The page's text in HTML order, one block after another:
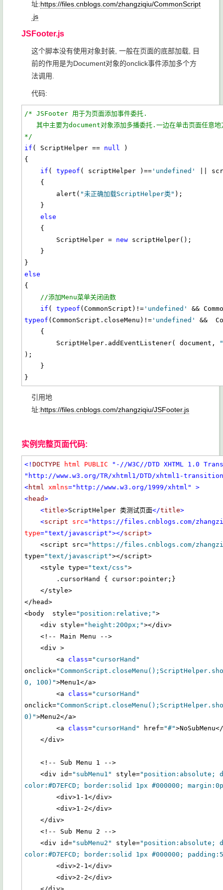
址:https://files.cnblogs.com/zhangziqiu/CommonScript
.js
JSFooter.js
这个脚本没有使用对象封装, 一般在页面的底部加载, 目
前的作用是为Document对象的onclick事件添加多个方
法调用.
代码:
/* JSFooter 用于为页面添加事件委托.
其中主要为document对象添加多播委托.一边在单击页面任意
*/
if ( ScriptHelper == null )
{
if ( typeof ( scriptHelper )== 'undefined'
||
        alert(
"未正确加载ScriptHelper类" );
else
        ScriptHelper =
new scriptHelper();
else
{
//添加Menu菜单关闭函数
if ( typeof (CommonScript)!= 'undefined'
&&
typeof (CommonScript.closeMenu)!= 'undefined'
&&
        ScriptHelper.addEventListener( document,
);
}
引用地
址:https://files.cnblogs.com/zhangziqiu/JSFooter.js
实例完整页面代码:
<! DOCTYPE html PUBLIC
"-//W3C//DTD XHTML 1.0
"http://www.w3.org/TR/xhtml1/DTD/xhtml1-
<html xmlns="http://www.w3.org/1999/xhtml"
>
<head>
<title>ScriptHelper 类测试页面</title>
<script src="https://files.cnblogs.com/
type="text/javascript"></script>
    <script src=
"https://files.cnblogs.com/
type="text/javascript"></script>
    <style type=
"text/css">
</head>
<body  style="position:relative;">
    <div style=
"height:200px;"></div>
        <a
class="cursorHand"
onclick=
0, 100)">Menu1</a>
        <a
class="cursorHand"
onclick=
0)">Menu2</a>
        <a
class="cursorHand" href="#"
    <div id=
"subMenu1" style="position:absolute;
color:#D7EFCD; border:solid 1px #000000;
    <div id=
"subMenu2" style="position:absolute;
color:#D7EFCD; border:solid 1px #000000;